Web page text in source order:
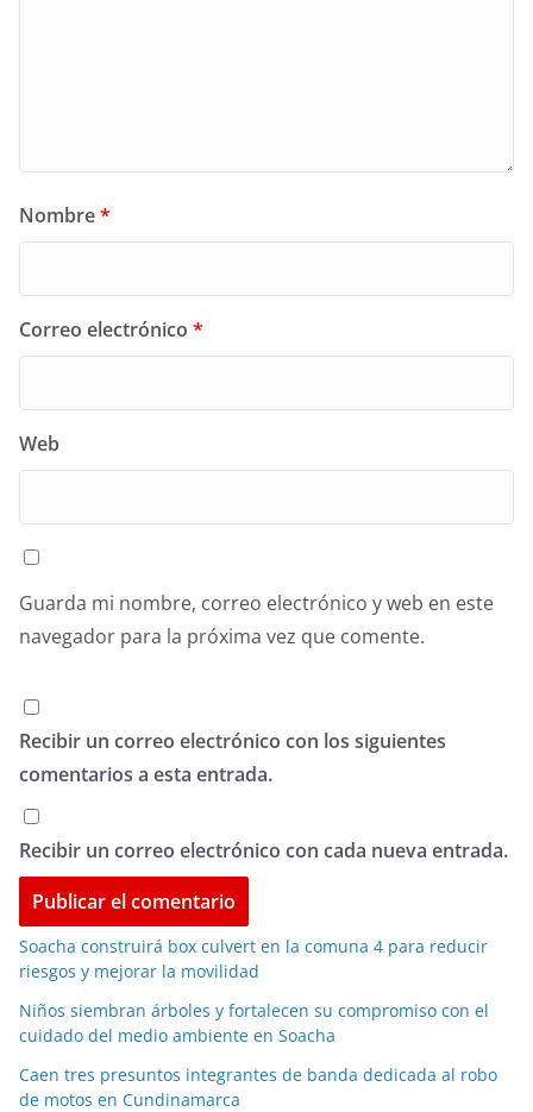
Nombre*
Correo electrónico *
Web
Guarda mi nombre, correo electrónico y web en este
navegador para la próxima vez que comente.
Recibir un correo electrónico con los siguientes
comentarios a esta entrada.
Recibir un correo electrónico con cada nueva entrada.
Soacha construirá box culvert en la comuna 4 para reducir
riesgos y mejorar la movilidad
Niños siembran árboles y fortalecen su compromiso con el
cuidado del medio ambiente en Soacha
Caen tres presuntos integrantes de banda dedicada al robo
de motos en Cundinamarca